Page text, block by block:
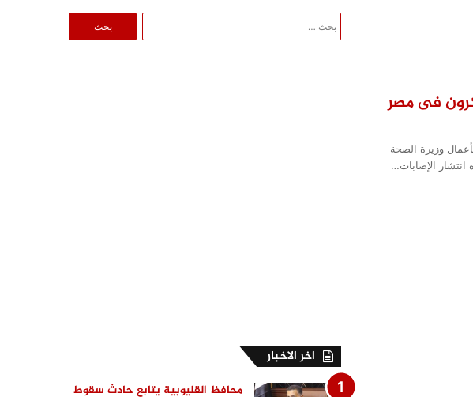
فى مصر
وزيرة الصحة
الإصابات…
عن:
اخر الاخبار
محافظ القليوبية يتابع حادث سقوط